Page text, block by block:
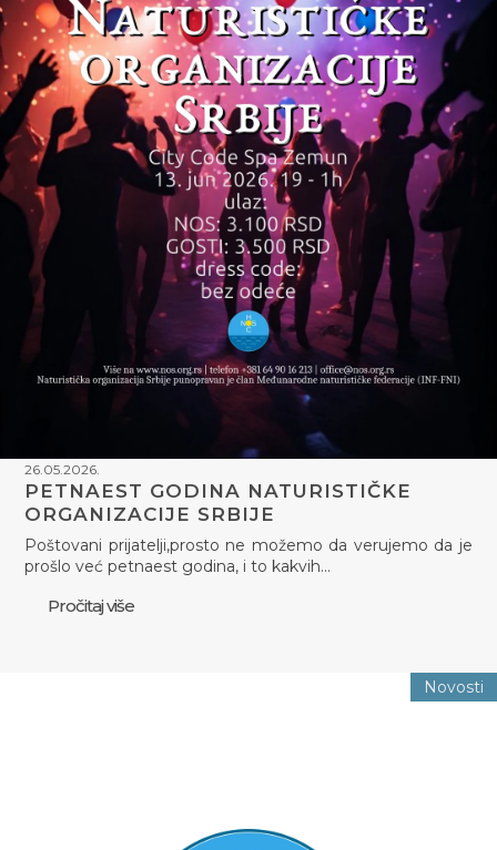
26.05.2026.
PETNAEST GODINA NATURISTIČKE
ORGANIZACIJE SRBIJE
Poštovani prijatelji,prosto ne možemo da verujemo da je
prošlo već petnaest godina, i to kakvih…
Pročitaj više
Novosti